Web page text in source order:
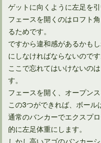
ゴルフ上達の鍵となるアド
ゲットに向くように左足を
フェースを開くのはロフト
るためです。
ですから違和感があるかも
にしなければならないのです
ここで忘れてはいけないの
す。
フェースを開く、オープン
この3つができれば、ボール
通常のバンカーでエクスプ
的に左足体重にします。
しかし高いアゴのバンカー